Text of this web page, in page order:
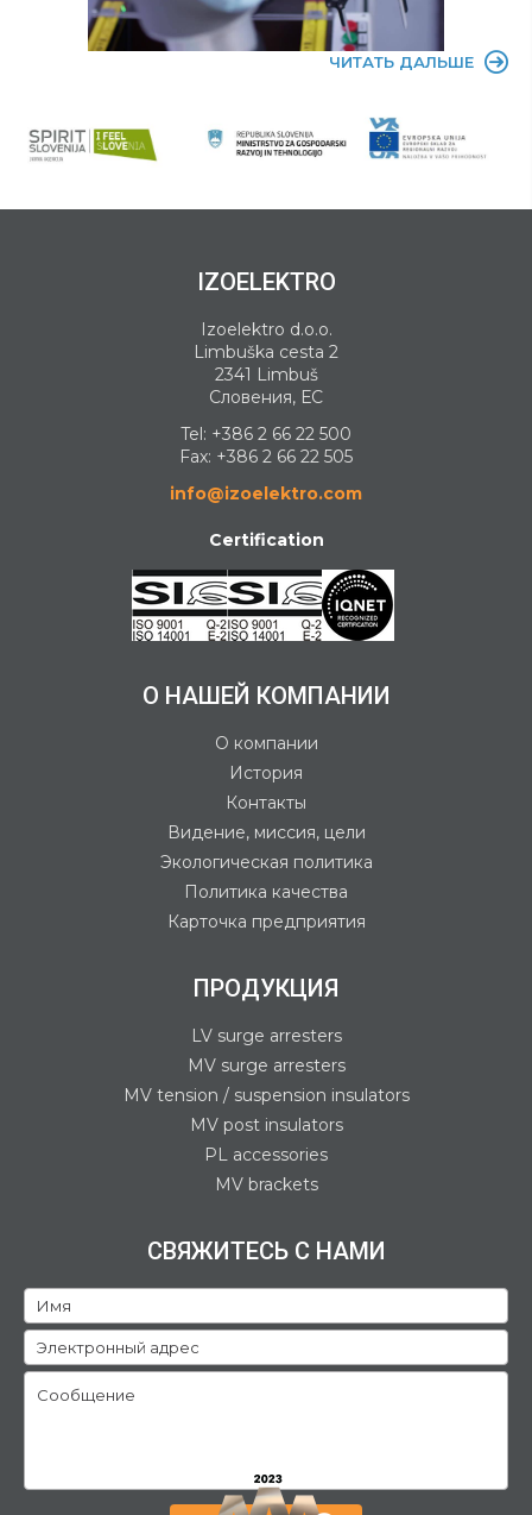
ЧИТАТЬ ДАЛЬШЕ
IZOELEKTRO
Izoelektro d.o.o.
Limbuška cesta 2
2341 Limbuš
Словения, ЕС
Tel: +386 2 66 22 500
Fax: +386 2 66 22 505
info@izoelektro.com
Certification
О НАШЕЙ КОМПАНИИ
О компании
История
Контакты
Видение, миссия, цели
Экологическая политика
Политика качества
Карточка предприятия
ПРОДУКЦИЯ
LV surge arresters
MV surge arresters
MV tension / suspension insulators
MV post insulators
PL accessories
MV brackets
СВЯЖИТЕСЬ С НАМИ